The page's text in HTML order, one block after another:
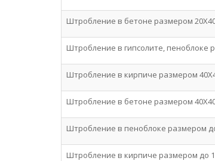
Штробление в бетоне размером
Штробление в гипсолите, пеноблоке
Штробление в кирпиче размером
Штробление в бетоне размером
Штробление в пеноблоке размером
Штробление в кирпиче размером до